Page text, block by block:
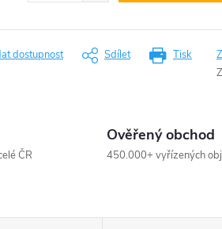
Tisk
dostupnost Sdílet
ČR
Ověřený obchod
450.000+ vyřízených